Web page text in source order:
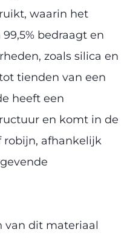
waarin het
bedraagt en
zoals silica en
tienden van een
heeft een
en komt in de
robijn, afhankelijk
van dit materiaal